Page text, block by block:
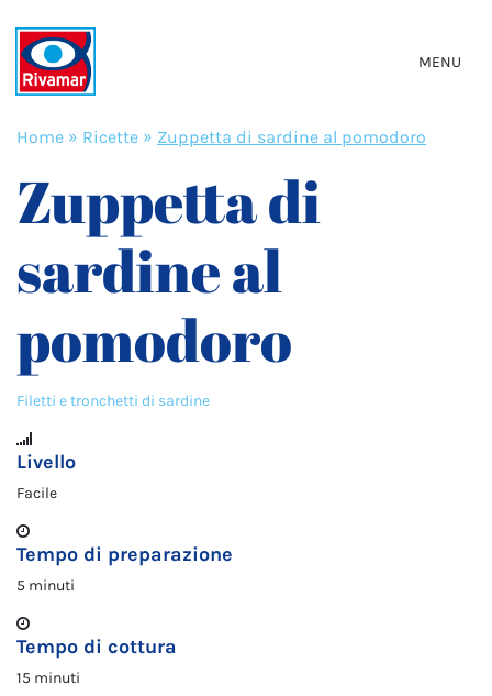
MENU
Home » Ricette » Zuppetta di sardine al pomodoro
Zuppetta di
sardine al
pomodoro
Filetti e tronchetti di sardine
Livello
Facile
Tempo di preparazione
5 minuti
Tempo di cottura
15 minuti